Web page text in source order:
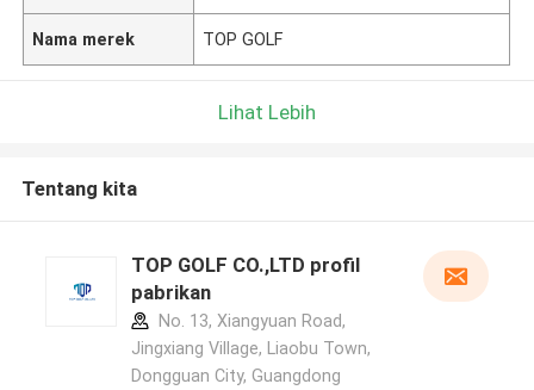
Nama merek TOP GOLF
Lihat Lebih
Tentang kita
TOP GOLF CO.,LTD profil
pabrikan
No. 13, Xiangyuan Road,
Jingxiang Village, Liaobu Town,
Dongguan City, Guangdong